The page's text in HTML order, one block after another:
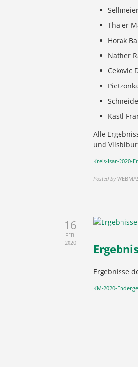
Thaler
Horak
Nather
Cekovic
Kastl
Alle
und
Kreis-Isar-2020-
Posted by
16
FEB.
2020
Ergebnisse
KM-2020-